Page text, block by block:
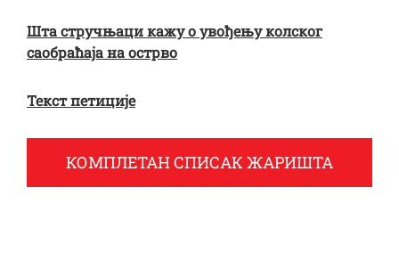
Шта стручњаци кажу о увођењу колског
саобраћаја на острво
Текст петиције
КОМПЛЕТАН СПИСАК ЖАРИШТА